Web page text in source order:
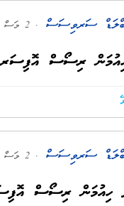
ސަރވިސަސް . 2 މަސް ކުރިން
ރިސޯސް އޮފިސަރ
ސަރވިސަސް . 2 މަސް ކުރިން
ހިއުމަން ރިސޯސް